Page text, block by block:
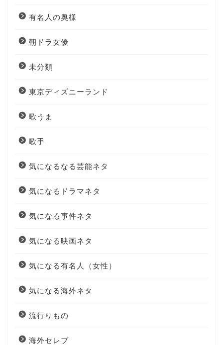
有名人の奥様
朝ドラ女優
未分類
東京ディズニーランド
歌うま
歌手
気になるなる芸能ネタ
気になるドラマネタ
気になる事件ネタ
気になる映画ネタ
気になる有名人（女性）
気になる海外ネタ
流行りもの
海外セレブ